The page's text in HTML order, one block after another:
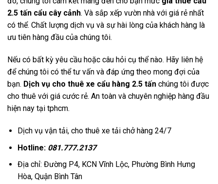
2.5 tấn cẩu cây cảnh. Và sắp xếp vườn nhà với giá rẻ nhất
có thể. Chất lượng dịch vụ và sự hài lòng của khách hàng là
ưu tiên hàng đầu của chúng tôi.
Nếu có bất kỳ yêu cầu hoặc câu hỏi cụ thể nào. Hãy liên hệ
để chúng tôi có thể tư vấn và đáp ứng theo mong đợi của
bạn. Dịch vụ cho thuê xe cẩu hàng 2.5 tấn chúng tôi được
cho thuê với giá cước rẻ. An toàn và chuyên nghiệp hàng đầu
hiện nay tại tphcm.
Dịch vụ vận tải, cho thuê xe tải chở hàng 24/7
Hotline: 081.777.2137
Địa chỉ: Đường P4, KCN Vĩnh Lộc, Phường Bình Hưng
Hòa, Quận Bình Tân